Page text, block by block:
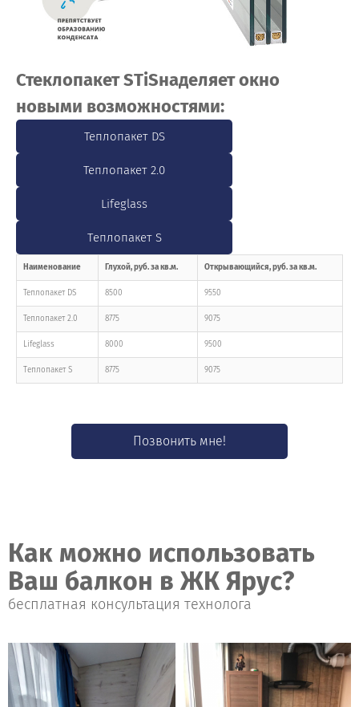
Стеклопакет STiSнаделяет окно
новыми возможностями:
Теплопакет DS
Теплопакет 2.0
Lifeglass
Тeплопакет S
Наименование Глухой, руб. за кв.м. Открывающийся, руб. за кв.м.
Теплопакет DS 8500 9550
Теплопакет 2.0 8775 9075
Lifeglass 8000 9500
Тeплопакет S 8775 9075
Позвонить мне!
Как можно использовать
Ваш балкон в ЖК Ярус?
бесплатная консультация технолога